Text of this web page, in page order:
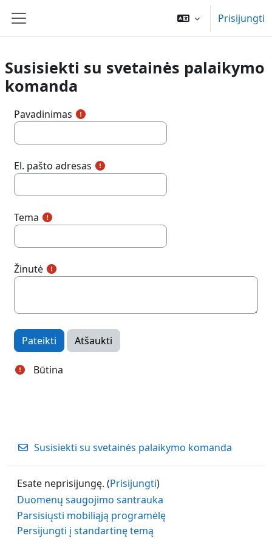
Šoninis skydelis
Prisijungti
Susisiekti su svetainės palaikymo
komanda
Pavadinimas
El. pašto adresas
Tema
Žinutė
Būtina
Susisiekti su svetainės palaikymo komanda
Esate neprisijungę. (Prisijungti)
Duomenų saugojimo santrauka
Parsisiųsti mobiliąją programėlę
Persijungti į standartinę temą